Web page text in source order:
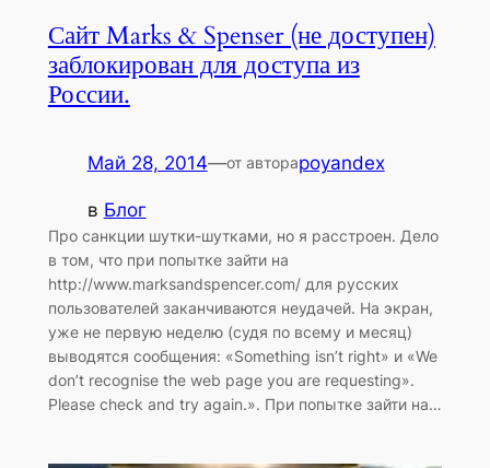
Сайт Marks & Spenser (не доступен)
заблокирован для доступа из
России.
Май 28, 2014—от автораpoyandex
в Блог
Про санкции шутки-шутками, но я расстроен. Дело
в том, что при попытке зайти на
http://www.marksandspencer.com/ для русских
пользователей заканчиваются неудачей. На экран,
уже не первую неделю (судя по всему и месяц)
выводятся сообщения: «Something isn’t right» и «We
don’t recognise the web page you are requesting».
Please check and try again.». При попытке зайти на…